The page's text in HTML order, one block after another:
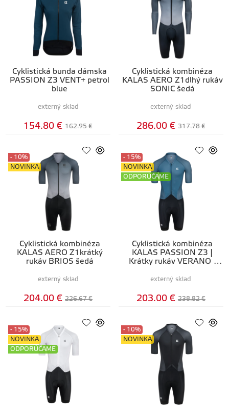
Cyklistická bunda dámska
PASSION Z3 VENT+ petrol
blue
externý sklad
154.80 € 162.95 €
Cyklistická kombinéza
KALAS AERO Z1dlhý rukáv
SONIC šedá
externý sklad
286.00 € 317.78 €
Cyklistická kombinéza
KALAS AERO Z1krátký
rukáv BRIOS šedá
- 10%
NOVINKA
externý sklad
204.00 € 226.67 €
Cyklistická kombinéza
KALAS PASSION Z3 |
Krátky rukáv VERANO |
- 15%
NOVINKA
ODPORÚČAME
externý sklad
203.00 € 238.82 €
- 15%
NOVINKA
ODPORÚČAME
- 10%
NOVINKA